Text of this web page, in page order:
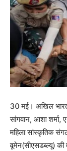
30 मई। अखिल
सांगवान, आशा शर्मा,
महिला सांस्कृतिक
वूमेन(सीएसडब्ल्यू) की